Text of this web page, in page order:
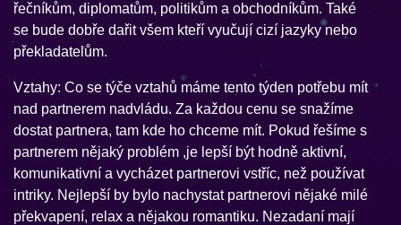
řečníkům, diplomatům, politikům a obchodníkům. Také
se bude dobře dařit všem kteří vyučují cizí jazyky nebo
překladatelům.
Vztahy: Co se týče vztahů máme tento týden potřebu mít
nad partnerem nadvládu. Za každou cenu se snažíme
dostat partnera, tam kde ho chceme mít. Pokud řešíme s
partnerem nějaký problém ,je lepší být hodně aktivní,
komunikativní a vycházet partnerovi vstříc, než používat
intriky. Nejlepší by bylo nachystat partnerovi nějaké milé
překvapení, relax a nějakou romantiku. Nezadaní mají